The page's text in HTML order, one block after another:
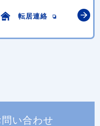
転居連絡
い合わせ